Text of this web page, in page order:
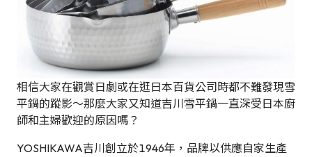
相信大家在觀賞日劇或在逛日本百貨公司時都不難發現雪
平鍋的蹤影～那麼大家又知道吉川雪平鍋一直深受日本廚
師和主婦歡迎的原因嗎？
YOSHIKAWA吉川創立於1946年，品牌以供應自家生產